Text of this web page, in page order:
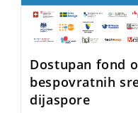
Dostupan fond
bespovratnih
dijaspore